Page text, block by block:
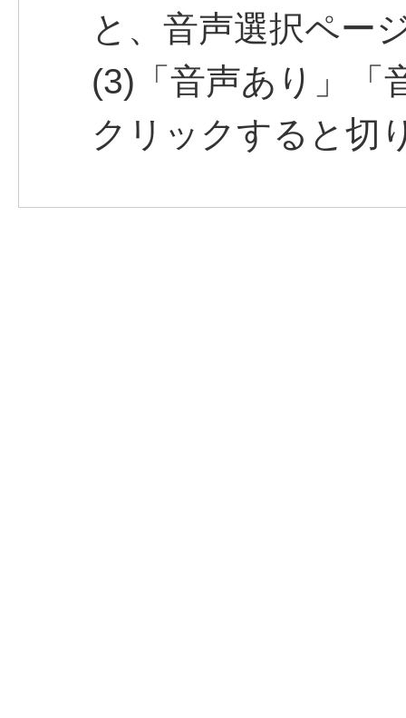
と、音声選択ペー
(3)「音声あり」「
クリックすると切